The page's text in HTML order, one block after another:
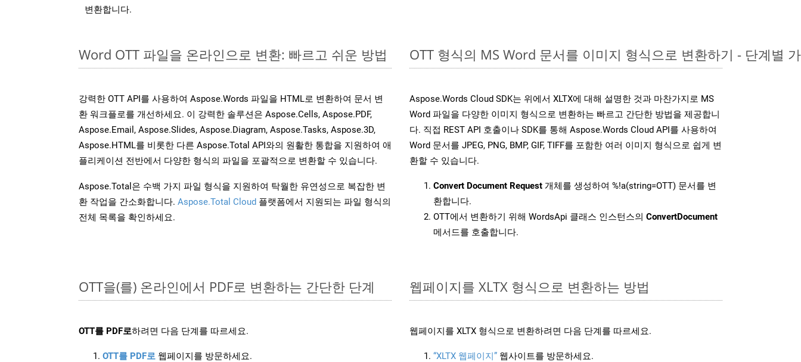
변환합니다.
Word OTT 파일을 온라인으로 변환: 빠르고 쉬운 방법
강력한 OTT API를 사용하여 Aspose.Words 파일을 HTML로 변환하여 문서 변
환 워크플로를 개선하세요. 이 강력한 솔루션은 Aspose.Cells, Aspose.PDF,
Aspose.Email, Aspose.Slides, Aspose.Diagram, Aspose.Tasks, Aspose.3D,
Aspose.HTML를 비롯한 다른 Aspose.Total API와의 원활한 통합을 지원하여 애
플리케이션 전반에서 다양한 형식의 파일을 포괄적으로 변환할 수 있습니다.
Aspose.Total은 수백 가지 파일 형식을 지원하여 탁월한 유연성으로 복잡한 변
환 작업을 간소화합니다. Aspose.Total Cloud 플랫폼에서 지원되는 파일 형식의
전체 목록을 확인하세요.
OTT 형식의 MS Word 문서를 이미지 형식으로 변환하기 - 단계별
Aspose.Words Cloud SDK는 위에서 XLTX에 대해 설명한 것과 마찬가지로 MS
Word 파일을 다양한 이미지 형식으로 변환하는 빠르고 간단한 방법을 제공합니
다. 직접 REST API 호출이나 SDK를 통해 Aspose.Words Cloud API를 사용하여
Word 문서를 JPEG, PNG, BMP, GIF, TIFF를 포함한 여러 이미지 형식으로 쉽게 변
환할 수 있습니다.
Convert Document Request 개체를 생성하여 %!a(string=OTT) 문서를 변
환합니다.
OTT에서 변환하기 위해 WordsApi 클래스 인스턴스의 ConvertDocument
메서드를 호출합니다.
OTT을(를) 온라인에서 PDF로 변환하는 간단한 단계
OTT를 PDF로하려면 다음 단계를 따르세요.
OTT를 PDF로 웹페이지를 방문하세요.
웹페이지를 XLTX 형식으로 변환하는 방법
웹페이지를 XLTX 형식으로 변환하려면 다음 단계를 따르세요.
“XLTX 웹페이지” 웹사이트를 방문하세요.